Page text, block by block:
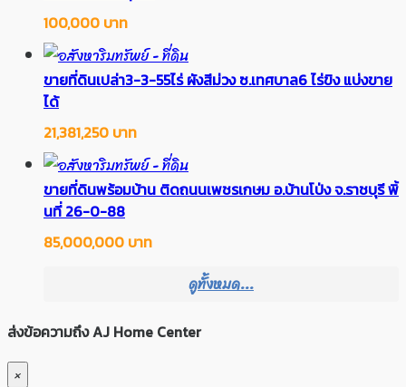
100,000 บาท
ขายที่ดินเปล่า3-3-55ไร่ ผังสีม่วง ซ.เทศบาล6 ไร่ขิง แบ่งขาย
ได้
21,381,250 บาท
ขายที่ดินพร้อมบ้าน ติดถนนเพชรเกษม อ.บ้านโป่ง จ.ราชบุรี พิ้
นที่ 26-0-88
85,000,000 บาท
ดูทั้งหมด...
ส่งข้อความถึง AJ Home Center
×